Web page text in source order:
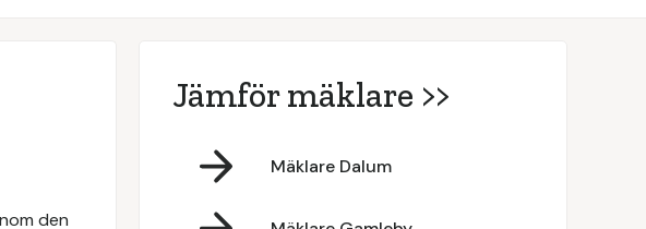
den
Jämför mäklare >>
Mäklare Dalum